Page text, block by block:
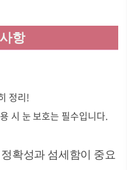
항
정리!
시 눈 보호는 필수입니다.
확성과 섬세함이 중요